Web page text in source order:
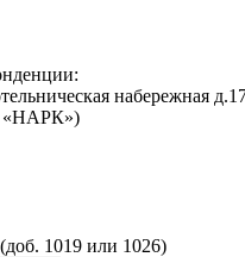
набережная
(доб. 1019 или 1026)